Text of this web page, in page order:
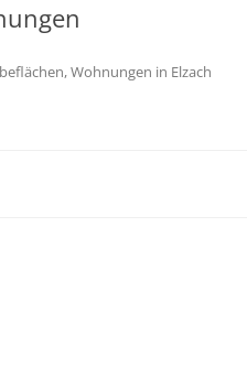
Wohnungen in Elzach